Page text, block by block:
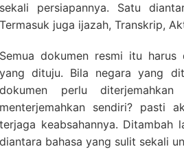
sekali persiapannya. Satu
Termasuk juga ijazah, Transkrip,
Semua dokumen resmi itu
yang dituju. Bila negara yang
dokumen perlu
menterjemahkan sendiri? pasti
terjaga keabsahannya. Ditambah
diantara bahasa yang sulit sekali